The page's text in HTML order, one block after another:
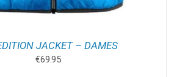
JACKET – DAMES
€69.95